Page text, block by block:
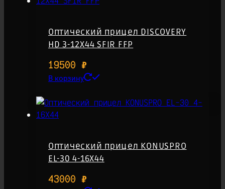
Оптический прицел DISCOVERY
HD 3-12X44 SFIR FFP
19500 ₽
В корзину
Оптический прицел KONUSPRO
EL-30 4-16X44
43000 ₽